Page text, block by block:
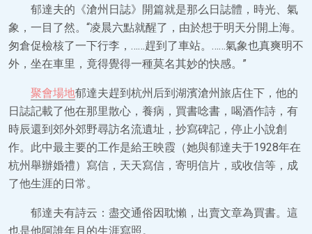
郁達夫的《滄州日誌》開篇就是那么日誌體，時光、氣
象，一目了然。“凌晨六點就醒了，由於想于明天分開上海。
匆倉促檢核了一下行李，……趕到了車站。……氣象也真爽明不
外，坐在車里，竟得覺得一種莫名其妙的快感。”
聚會場地郁達夫趕到杭州后到湖濱滄州旅店住下，他的
日誌記載了他在那里散心，養病，買書唸書，喝酒作詩，有
時辰還到郊外郊野尋訪名流遺址，抄寫碑記，停止小說創
作。此中最主要的工作是給王映霞（她與郁達夫于1928年在
杭州舉辦婚禮）寫信，天天寫信，寄明信片，或收信等，成
了他生涯的日常。
郁達夫有詩云：盡交通俗因耽懶，出賣文章為買書。這
也是他阿誰年月的生涯寫照。